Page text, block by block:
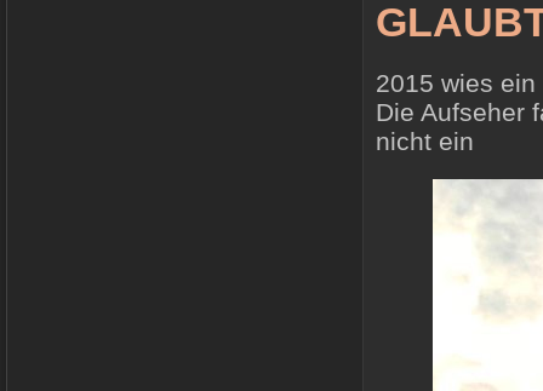
2015 wies
Die Aufseher
nicht ein